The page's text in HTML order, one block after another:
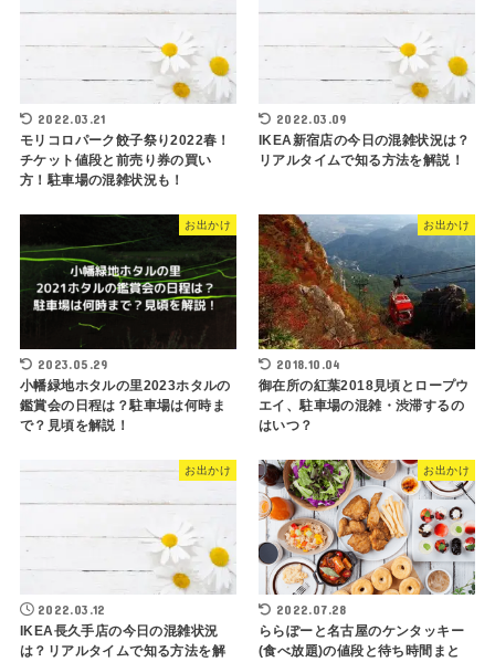
2022.03.21
モリコロパーク餃子祭り2022春！
チケット値段と前売り券の買い
方！駐車場の混雑状況も！
2022.03.09
IKEA新宿店の今日の混雑状況は？
リアルタイムで知る方法を解説！
お出かけ
2023.05.29
小幡緑地ホタルの里2023ホタルの
鑑賞会の日程は？駐車場は何時ま
で？見頃を解説！
お出かけ
2018.10.04
御在所の紅葉2018見頃とロープウ
エイ、駐車場の混雑・渋滞するの
はいつ？
お出かけ
2022.03.12
IKEA長久手店の今日の混雑状況
は？リアルタイムで知る方法を解
お出かけ
2022.07.28
ららぽーと名古屋のケンタッキー
(食べ放題)の値段と待ち時間まと